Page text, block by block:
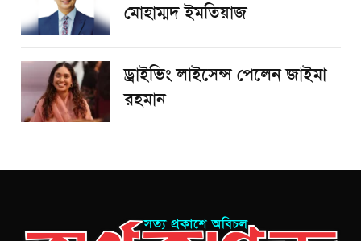
মোহাম্মদ ইমতিয়াজ
ড্রাইভিং লাইসেন্স পেলেন জাইমা
রহমান